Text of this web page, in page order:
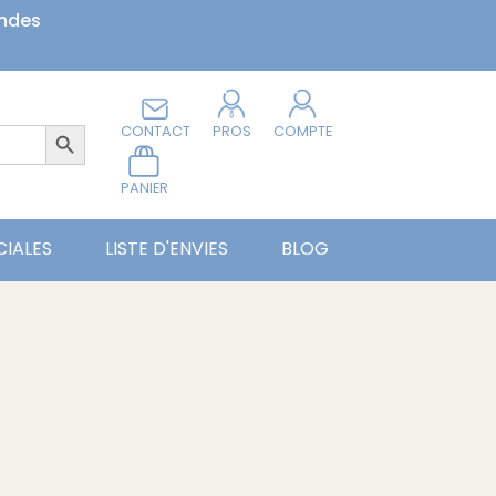
Search Button CONTACT PROS COMPTE
PANIER
LISTE D'ENVIES BLOG